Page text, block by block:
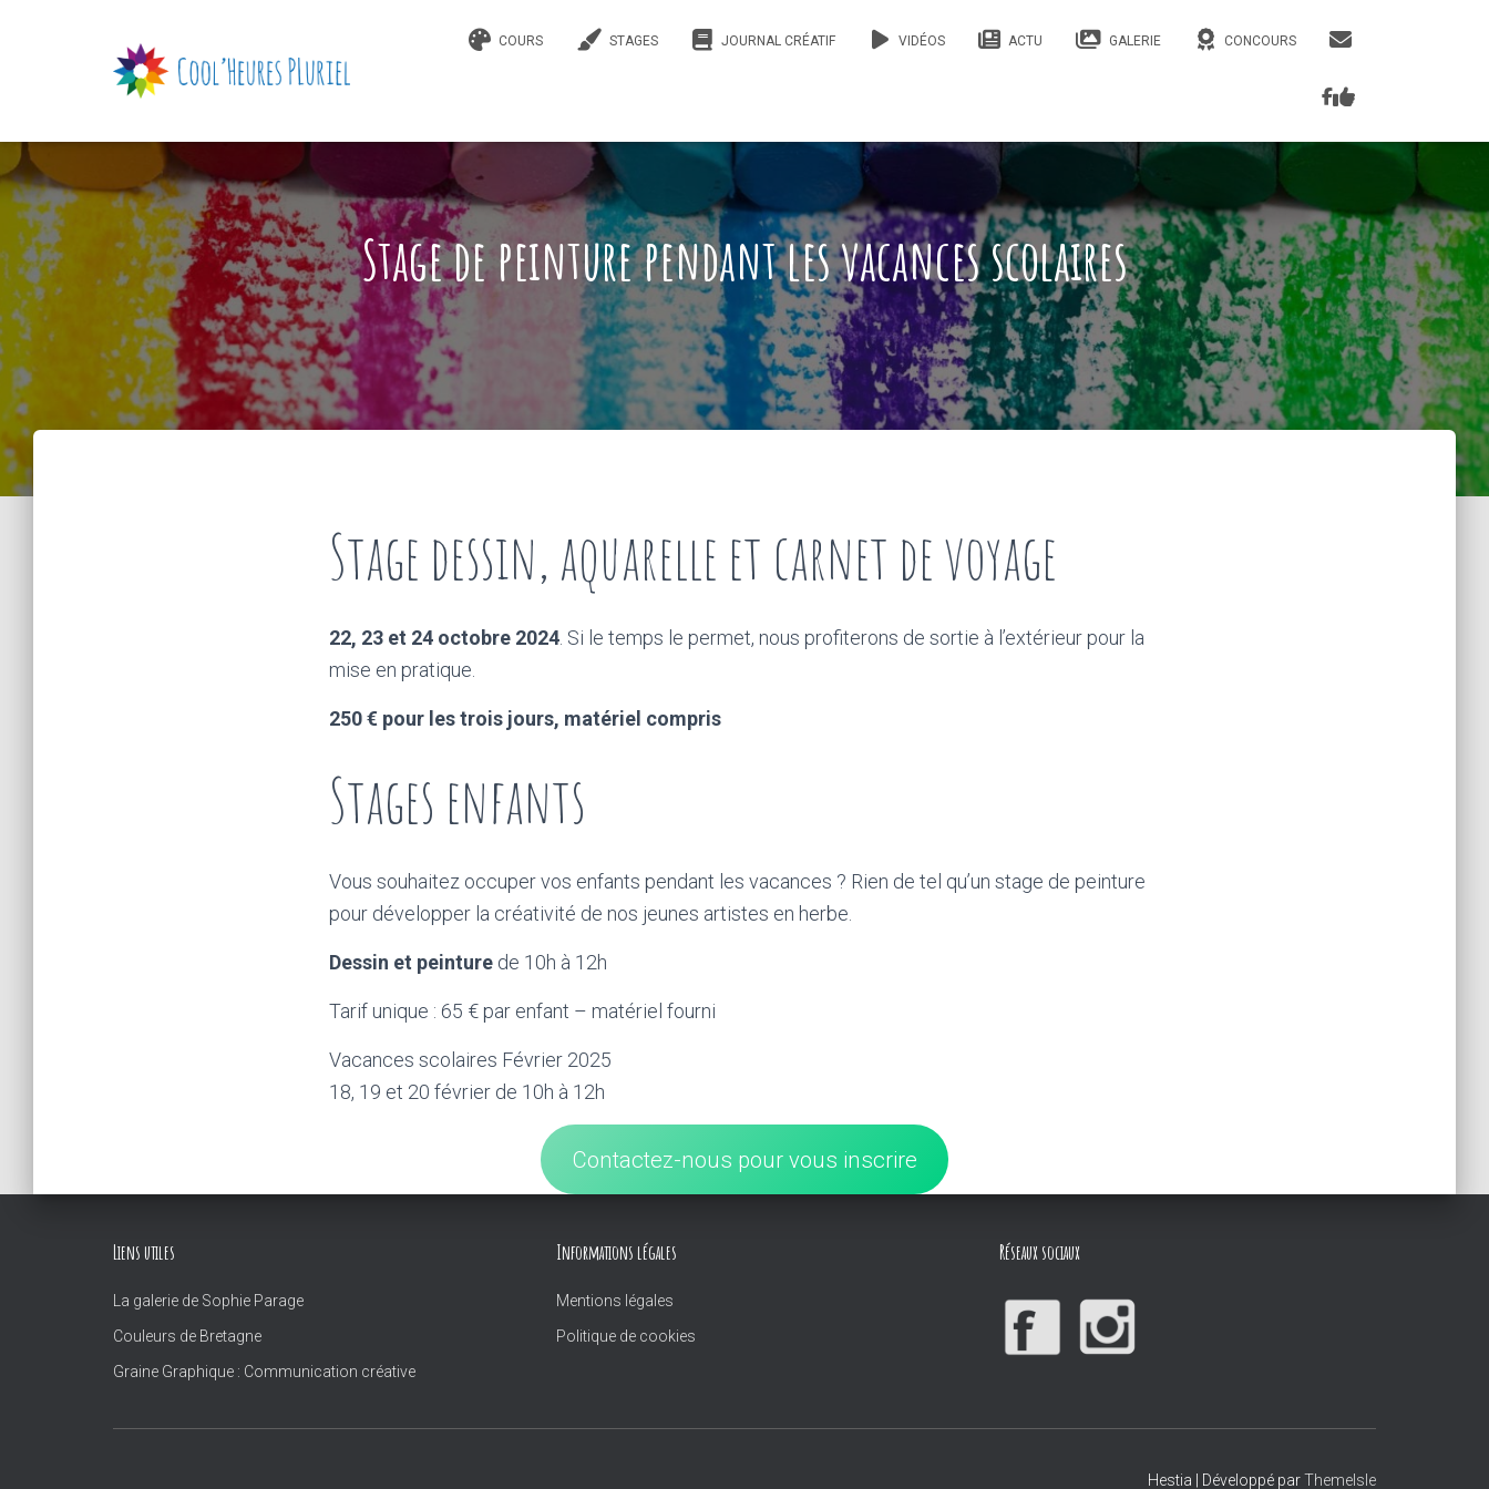
COURS STAGES JOURNAL CRÉATIF VIDÉOS ACTU GALERIE CONCOURS
Stage de peinture pendant les vacances scolaires
Stage dessin, aquarelle et carnet de voyage
22, 23 et 24 octobre 2024 . Si le temps le permet, nous profiterons de sortie à l’extérieur pour la
mise en pratique.
250 € pour les trois jours, matériel compris
Stages enfants
Vous souhaitez occuper vos enfants pendant les vacances ? Rien de tel qu’un stage de peinture
pour développer la créativité de nos jeunes artistes en herbe.
Dessin et peinture de 10h à 12h
Tarif unique : 65 € par enfant – matériel fourni
Vacances scolaires Février 2025
18, 19 et 20 février de 10h à 12h
Contactez-nous pour vous inscrire
Liens utiles
La galerie de Sophie Parage
Couleurs de Bretagne
Graine Graphique : Communication créative
Informations légales
Mentions légales
Politique de cookies
Réseaux sociaux
Hestia | Développé parThemeIsle